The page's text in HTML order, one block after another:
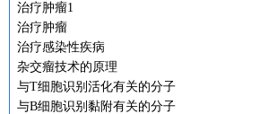
治疗肿瘤1
治疗肿瘤
治疗感染性疾病
杂交瘤技术的原理
与T细胞识别活化有关的分子
与B细胞识别黏附有关的分子